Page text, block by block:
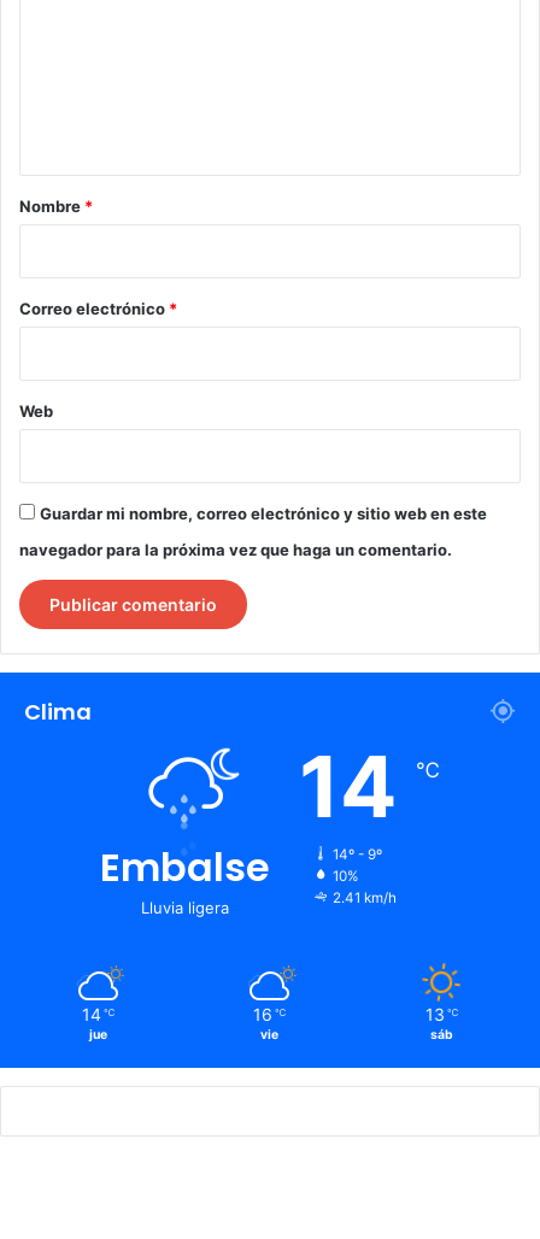
r
*
Nombre *
Correo electrónico *
Web
Guardar mi nombre, correo electrónico y sitio web en este
navegador para la próxima vez que haga un comentario.
Clima
Embalse
Lluvia ligera
14 ℃
14º - 9º
10%
2.41 km/h
14 ℃
jue
16 ℃
vie
13 ℃
sáb